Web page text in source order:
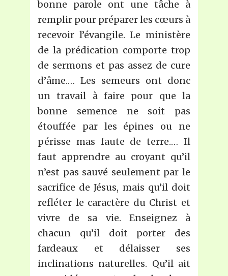
bonne parole ont une tâche à
remplir pour préparer les cœurs à
recevoir l’évangile. Le ministère
de la prédication comporte trop
de sermons et pas assez de cure
d’âme.… Les semeurs ont donc
un travail à faire pour que la
bonne semence ne soit pas
étouffée par les épines ou ne
périsse mas faute de terre.… Il
faut apprendre au croyant qu’il
n’est pas sauvé seulement par le
sacrifice de Jésus, mais qu’il doit
refléter le caractère du Christ et
vivre de sa vie. Enseignez à
chacun qu’il doit porter des
fardeaux et délaisser ses
inclinations naturelles. Qu’il ait